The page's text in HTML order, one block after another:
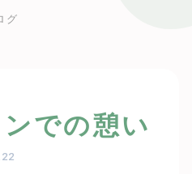
グ
での憩い